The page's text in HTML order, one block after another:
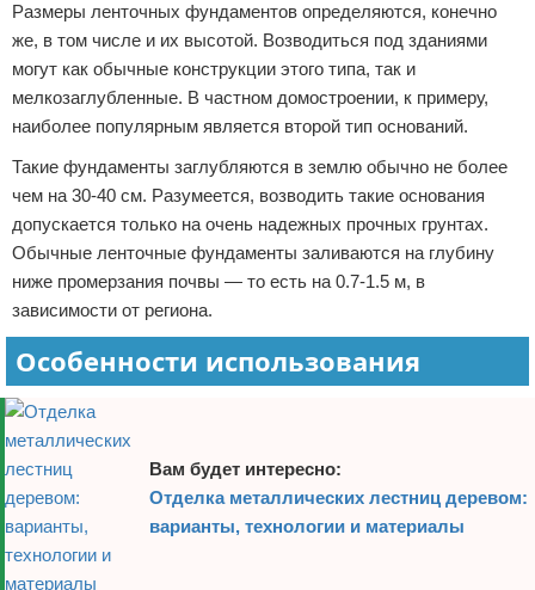
Размеры ленточных фундаментов определяются, конечно
же, в том числе и их высотой. Возводиться под зданиями
могут как обычные конструкции этого типа, так и
мелкозаглубленные. В частном домостроении, к примеру,
наиболее популярным является второй тип оснований.
Такие фундаменты заглубляются в землю обычно не более
чем на 30-40 см. Разумеется, возводить такие основания
допускается только на очень надежных прочных грунтах.
Обычные ленточные фундаменты заливаются на глубину
ниже промерзания почвы — то есть на 0.7-1.5 м, в
зависимости от региона.
Особенности использования
Вам будет интересно:
Отделка металлических лестниц деревом:
варианты, технологии и материалы